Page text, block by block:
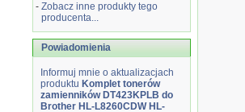
- Zobacz inne produkty tego
producenta...
Powiadomienia
Informuj mnie o aktualizacjach
produktu Komplet tonerów
zamienników DT423KPLB do
Brother HL-L8260CDW HL-